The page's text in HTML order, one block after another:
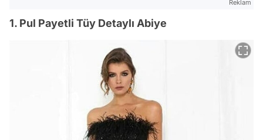
Reklam
1. Pul Payetli Tüy Detaylı Abiye